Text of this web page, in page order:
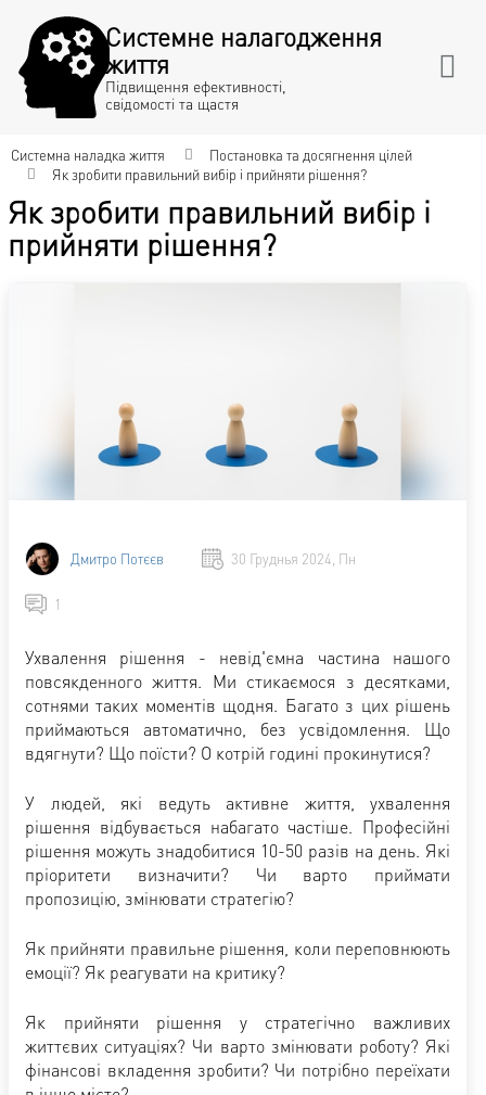
Системне налагодження
життя
Підвищення ефективності,
свідомості та щастя
Системна наладка життя
Постановка та досягнення цілей
Як зробити правильний вибір і прийняти рішення?
Як зробити правильний вибір і
прийняти рішення?
Дмитро Потєєв 30 Груднья 2024, Пн
1
Ухвалення рішення - невід'ємна частина нашого
повсякденного життя. Ми стикаємося з десятками,
сотнями таких моментів щодня. Багато з цих рішень
приймаються автоматично, без усвідомлення. Що
вдягнути? Що поїсти? О котрій годині прокинутися?
У людей, які ведуть активне життя, ухвалення
рішення відбувається набагато частіше. Професійні
рішення можуть знадобитися 10-50 разів на день. Які
пріоритети визначити? Чи варто приймати
пропозицію, змінювати стратегію?
Як прийняти правильне рішення, коли переповнюють
емоції? Як реагувати на критику?
Як прийняти рішення у стратегічно важливих
життєвих ситуаціях? Чи варто змінювати роботу? Які
фінансові вкладення зробити? Чи потрібно переїхати